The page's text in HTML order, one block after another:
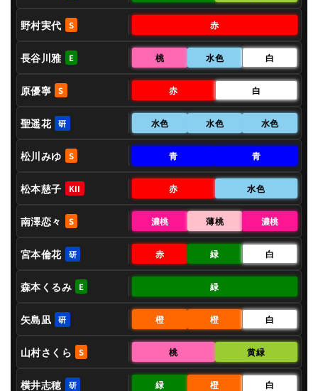
野村実代 S 赤
長谷川雅 E 桃 水色 白
原優寧 S 赤 白
聖遥花 研 水色 水色 水色
松川みゆ S 青 青
松本慈子 KII 赤 水色
南澤恋々 S 濃桃 薄桃 濃桃
宮本倫花 研 赤 緑 白
森本くるみ E 緑
矢島凪 研 橙 橙 白
山村さくら S 桃 黄緑
横井志穂 研 緑 橙 白